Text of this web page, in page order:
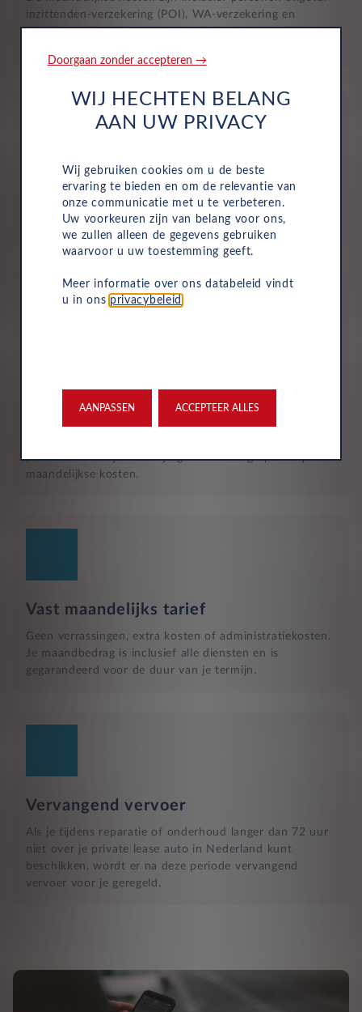
inzittenden-verzekering (POI), WA-verzekering en
uitgebreide dekking, zodat je volledig beschermd bent in
Aflevering bij jou in de buurt
nieuwe auto bij jou in de buurt ophalen.
Naast het reguliere onderhoud, zijn kleine reparaties aan
glas of vervangende banden ook inbegrepen in je
problemen met je auto zijn gewoon inbegrepen in je
maandelijkse kosten.
Vast maandelijks tarief
Geen verrassingen, extra kosten of administratiekosten.
Je maandbedrag is inclusief alle diensten en is
gegarandeerd voor de duur van je termijn.
Vervangend vervoer
Als je tijdens reparatie of onderhoud langer dan 72 uur
niet over je private lease auto in Nederland kunt
beschikken, wordt er na deze periode vervangend
vervoer voor je geregeld.
Doorgaan zonder accepteren →
WIJ HECHTEN BELANG
AAN UW PRIVACY
Wij gebruiken cookies om u de beste
ervaring te bieden en om de relevantie van
onze communicatie met u te verbeteren.
Uw voorkeuren zijn van belang voor ons,
we zullen alleen de gegevens gebruiken
waarvoor u uw toestemming geeft.
Meer informatie over ons databeleid vindt
u in ons privacybeleid
AANPASSEN ACCEPTEER ALLES